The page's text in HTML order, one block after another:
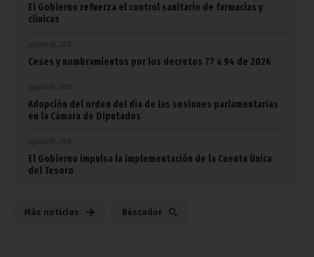
El Gobierno refuerza el control sanitario de farmacias y
clínicas
agosto 06, 2026
Ceses y nombramientos por los decretos 77 a 94 de 2026
agosto 05, 2026
Adopción del orden del día de las sesiones parlamentarias
en la Cámara de Diputados
agosto 05, 2026
El Gobierno impulsa la implementación de la Cuenta Única
del Tesoro
Más noticias Búscador